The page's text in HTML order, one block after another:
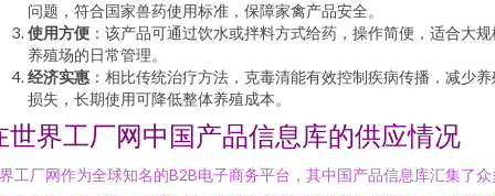
问题，符合国家兽药使用标准，保障家禽产品安全。
使用方便 ：该产品可通过饮水或拌料方式给药，操作简便，适合大规
养殖场的日常管理。
经济实惠 ：相比传统治疗方法，克毒清能有效控制疾病传播，减少养
损失，长期使用可降低整体养殖成本。
世界工厂网中国产品信息库的供应情况
工厂网作为全球知名的B2B电子商务平台，其中国产品信息库汇集了众